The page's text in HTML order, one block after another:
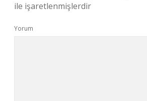
ile işaretlenmişlerdir
Yorum